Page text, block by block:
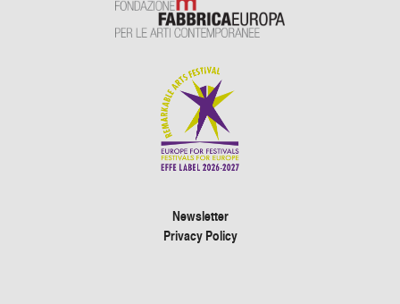
Newsletter
Privacy Policy